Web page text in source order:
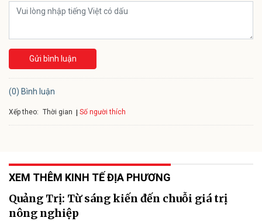
Gửi bình luận
(0) Bình luận
Xếp theo: Thời gian Số người thích
XEM THÊM KINH TẾ ĐỊA PHƯƠNG
Quảng Trị: Từ sáng kiến đến chuỗi giá trị
nông nghiệp